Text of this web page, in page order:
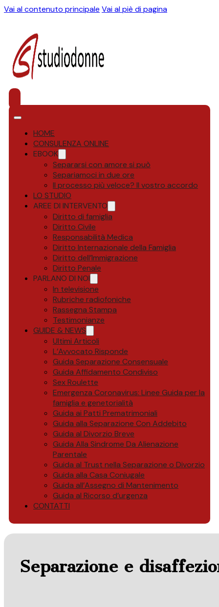
Vai al contenuto principale Vai al piè di pagina
HOME
CONSULENZA ONLINE
EBOOK
Separarsi con amore si può
Separiamoci in due ore
Il processo più veloce? Il vostro accordo
LO STUDIO
AREE DI INTERVENTO
Diritto di famiglia
Diritto Civile
Responsabilità Medica
Diritto Internazionale della Famiglia
Diritto dell’Immigrazione
Diritto Penale
PARLANO DI NOI
In televisione
Rubriche radiofoniche
Rassegna Stampa
Testimonianze
GUIDE & NEWS
Ultimi Articoli
L’Avvocato Risponde
Guida Separazione Consensuale
Guida Affidamento Condiviso
Sex Roulette
Emergenza Coronavirus: Linee Guida per la
famiglia e genetorialità
Guida ai Patti Prematrimoniali
Guida alla Separazione Con Addebito
Guida al Divorzio Breve
Guida Alla Sindrome Da Alienazione
Parentale
Guida al Trust nella Separazione o Divorzio
Guida alla Casa Coniugale
Guida all’Assegno di Mantenimento
Guida al Ricorso d’urgenza
CONTATTI
Separazione e